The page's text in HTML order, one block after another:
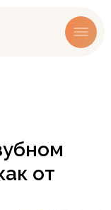
от